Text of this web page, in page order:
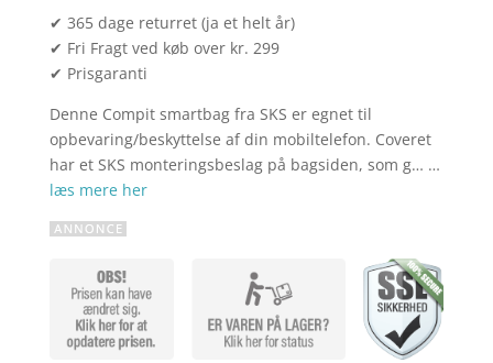
✔ 365 dage returret (ja et helt år)
✔ Fri Fragt ved køb over kr. 299
✔ Prisgaranti
Denne Compit smartbag fra SKS er egnet til
opbevaring/beskyttelse af din mobiltelefon. Coveret
har et SKS monteringsbeslag på bagsiden, som g… …
læs mere her